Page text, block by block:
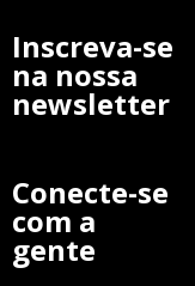
Inscreva-se
na nossa
newsletter
Conecte-se
com a
gente